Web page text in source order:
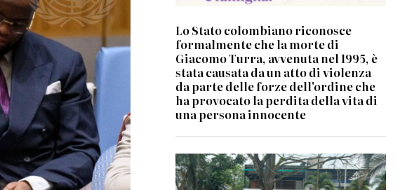
Lo Stato colombiano riconosce
formalmente che la morte di
Giacomo Turra, avvenuta nel 1995, è
stata causata da un atto di violenza
da parte delle forze dell'ordine che
ha provocato la perdita della vita di
una persona innocente
© Sofia Pieretti